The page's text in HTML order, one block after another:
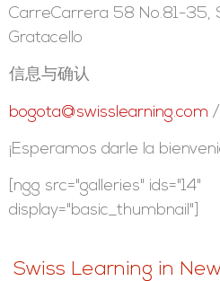
CarreCarrera 58 No.81-35,
Gratacello
信息与确认
bogota@swisslearning.com
¡Esperamos darle la
[ngg src="galleries" ids="14"
display="basic_thumbnail"]
Swiss Learning in